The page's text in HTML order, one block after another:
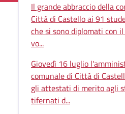
Il grande abbraccio della
Città di Castello ai 91
che si sono diplomati con
vo...
Giovedì 16 luglio
comunale di Città di
gli attestati di merito agli
tifernati d...